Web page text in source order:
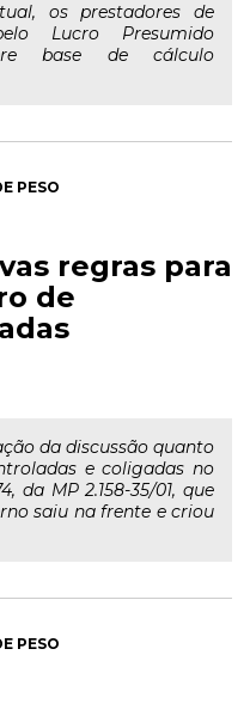
os prestadores de
Lucro Presumido
base de cálculo
PESO
regras para
de
da discussão quanto
e coligadas no
da MP 2.158-35/01, que
saiu na frente e criou
PESO